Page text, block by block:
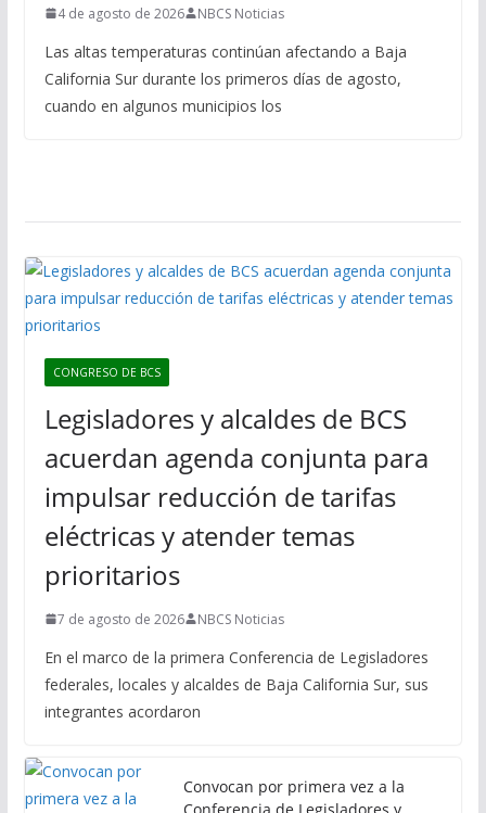
4 de agosto de 2026 NBCS Noticias
Las altas temperaturas continúan afectando a Baja
California Sur durante los primeros días de agosto,
cuando en algunos municipios los
CONGRESO DE BCS
Legisladores y alcaldes de BCS
acuerdan agenda conjunta para
impulsar reducción de tarifas
eléctricas y atender temas
prioritarios
7 de agosto de 2026 NBCS Noticias
En el marco de la primera Conferencia de Legisladores
federales, locales y alcaldes de Baja California Sur, sus
integrantes acordaron
Convocan por primera vez a la